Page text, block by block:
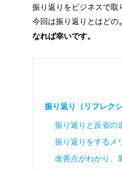
振り返りをビジネスで取
今回は振り返りとはどの
なれば幸いです。
振り返り（リフレク
振り返りと反省の
振り返りをするメ
改善点がわかり、